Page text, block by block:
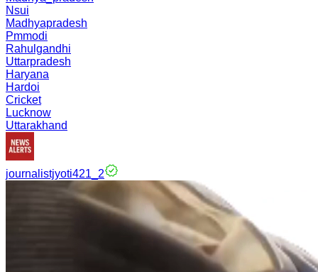
Nsui
Madhyapradesh
Pmmodi
Rahulgandhi
Uttarpradesh
Haryana
Hardoi
Cricket
Lucknow
Uttarakhand
journalistjyoti421_2